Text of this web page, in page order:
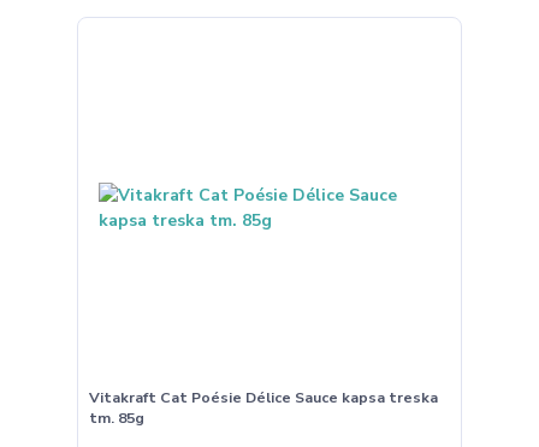
Vitakraft Cat Poésie Délice Sauce kapsa treska
tm. 85g